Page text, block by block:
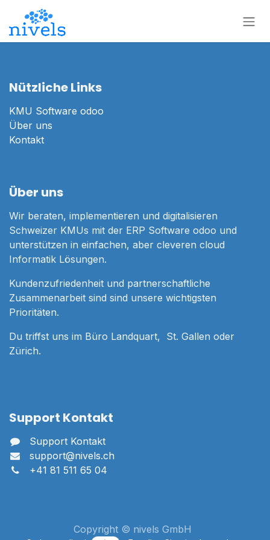
Zum Inhalt springen
Nützliche Links
KMU Software odoo
Über uns
Kontakt
Über uns
Wir beraten, implementieren und digitalisieren
Schweizer KMUs mit der ERP Software odoo und
unterstützen in einfachen, aber cleveren cloud
Informatik Lösungen.
Kundenzufriedenheit und partnerschaftliche
Zusammenarbeit sind sind unsere wichtigsten
Prioritäten.
Du triffst uns im Büro Landquart, St. Gallen oder
Zürich.
Support Kontakt
Support Kontakt
support@nivels.ch
+41 81 511 65 04
Copyright © nivels GmbH